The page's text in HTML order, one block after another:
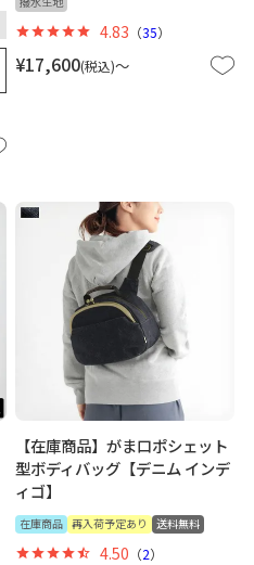
¥17,600 税込 〜
4.83 （35）
【在庫商品】がま口ポシェット
型ボディバッグ【デニム インデ
ィゴ】
在庫商品 再入荷予定あり 送料無料
4.50 （2）